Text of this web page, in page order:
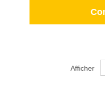
Afficher